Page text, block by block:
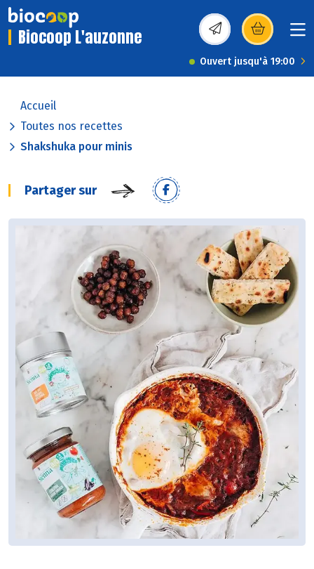
Biocoop L'auzonne (s’ouvre dans une
Ouvert jusqu'à 19:00
Accueil
Toutes nos recettes
Shakshuka pour minis
Partager sur